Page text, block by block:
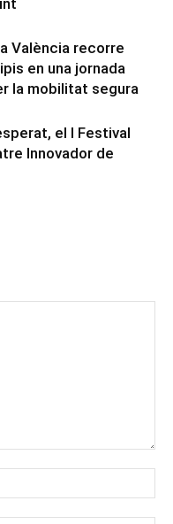
València recorre
en una jornada
la mobilitat segura
el I Festival
Innovador de